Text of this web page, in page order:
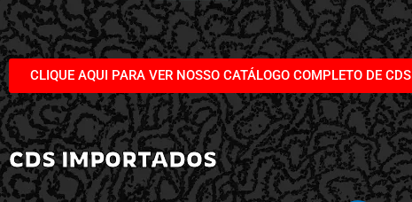
CLIQUE AQUI PARA VER NOSSO CATÁLOGO COMPLETO DE CDS
CDS IMPORTADOS